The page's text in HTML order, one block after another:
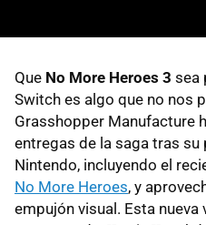
Que No More Heroes 3 sea
Switch es algo que no nos
Grasshopper Manufacture
entregas de la saga tras
Nintendo, incluyendo el
No More Heroes, y
empujón visual. Esta